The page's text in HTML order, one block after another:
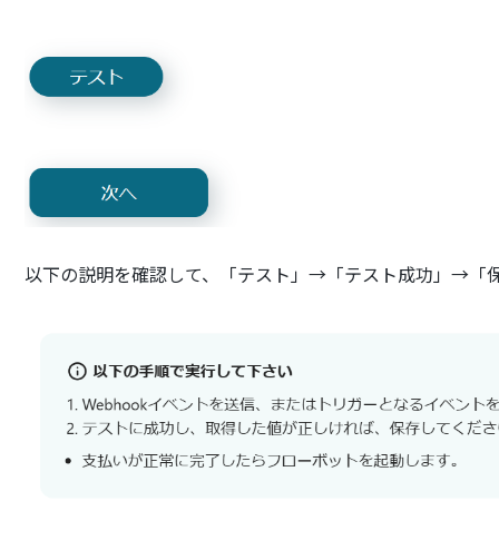
以下の説明を確認して、「テスト」→「テスト成功」→「